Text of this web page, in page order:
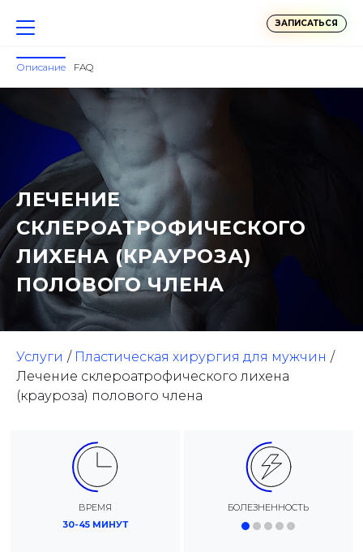
ЗАПИСАТЬСЯ
Описание FAQ
ЛЕЧЕНИЕ
СКЛЕРОАТРОФИЧЕСКОГО
ЛИХЕНА (КРАУРОЗА)
ПОЛОВОГО ЧЛЕНА
Услуги
Пластическая хирургия для мужчин
Лечение склероатрофического лихена
(крауроза) полового члена
ВРЕМЯ
30-45 МИНУТ
БОЛЕЗНЕННОСТЬ